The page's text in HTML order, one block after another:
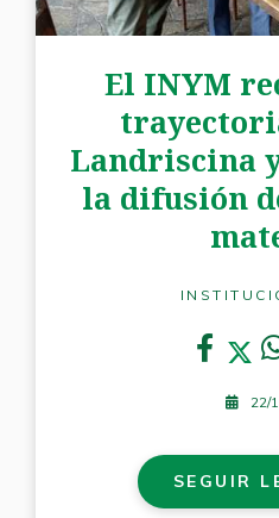
El INYM
Landriscina
la difusión
22/
SEGUIR